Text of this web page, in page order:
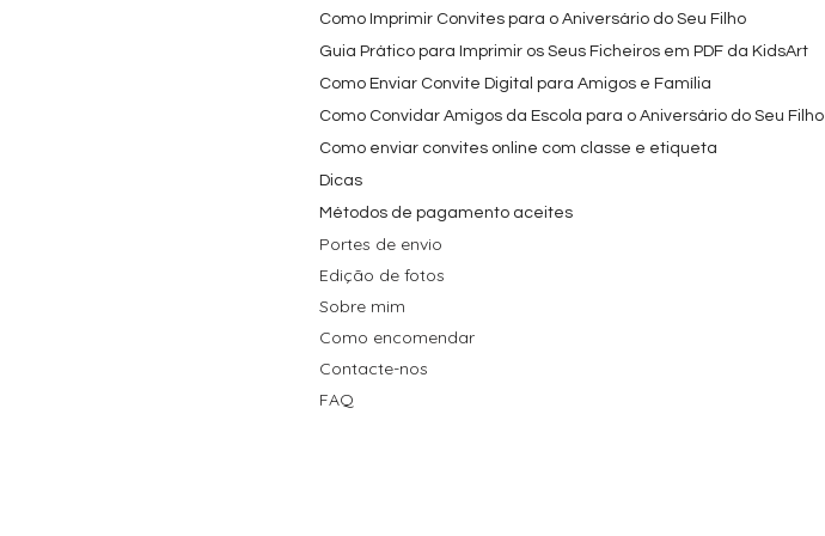
Como Imprimir Convites para o Aniversário do Seu Filho
Guia Prático para Imprimir os Seus Ficheiros em PDF da KidsArt
Como Enviar Convite Digital para Amigos e Família
Como Convidar Amigos da Escola para o Aniversário do Seu Filho
Como enviar convites online com classe e etiqueta
Dicas
Métodos de pagamento aceites
Portes de envio
Edição de fotos
Sobre mim
Como encomendar
Contacte-nos
FAQ